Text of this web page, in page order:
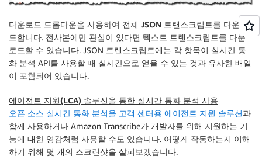
다운로드 드롭다운을 사용하여 전체 JSON 트랜스크립트를 다운로
드합니다. 전사본에만 관심이 있다면 텍스트 트랜스크립트를 다운
로드할 수 있습니다. JSON 트랜스크립트에는 각 항목이 실시간 통
화 분석 API를 사용할 때 실시간으로 얻을 수 있는 것과 유사한 배열
이 포함되어 있습니다.
에이전트 지원(LCA) 솔루션을 통한 실시간 통화 분석 사용
오픈 소스 실시간 통화 분석을 고객 센터용 에이전트 지원 솔루션과
함께 사용하거나 Amazon Transcribe가 개발자를 위해 지원하는 기
능에 대한 영감처럼 사용할 수도 있습니다. 어떻게 작동하는지 이해
하기 위해 몇 개의 스크린샷을 살펴보겠습니다.